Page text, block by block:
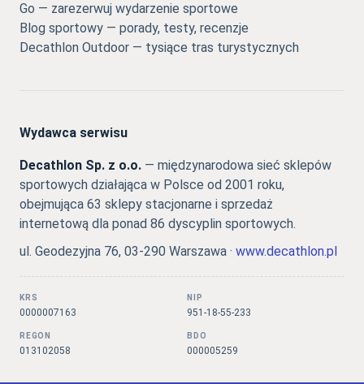
Go — zarezerwuj wydarzenie sportowe
Blog sportowy — porady, testy, recenzje
Decathlon Outdoor — tysiące tras turystycznych
Wydawca serwisu
Decathlon Sp. z o.o. — międzynarodowa sieć sklepów
sportowych działająca w Polsce od 2001 roku,
obejmująca 63 sklepy stacjonarne i sprzedaż
internetową dla ponad 86 dyscyplin sportowych.
ul. Geodezyjna 76, 03-290 Warszawa · www.decathlon.pl
KRS
0000007163
NIP
951-18-55-233
REGON
013102058
BDO
000005259